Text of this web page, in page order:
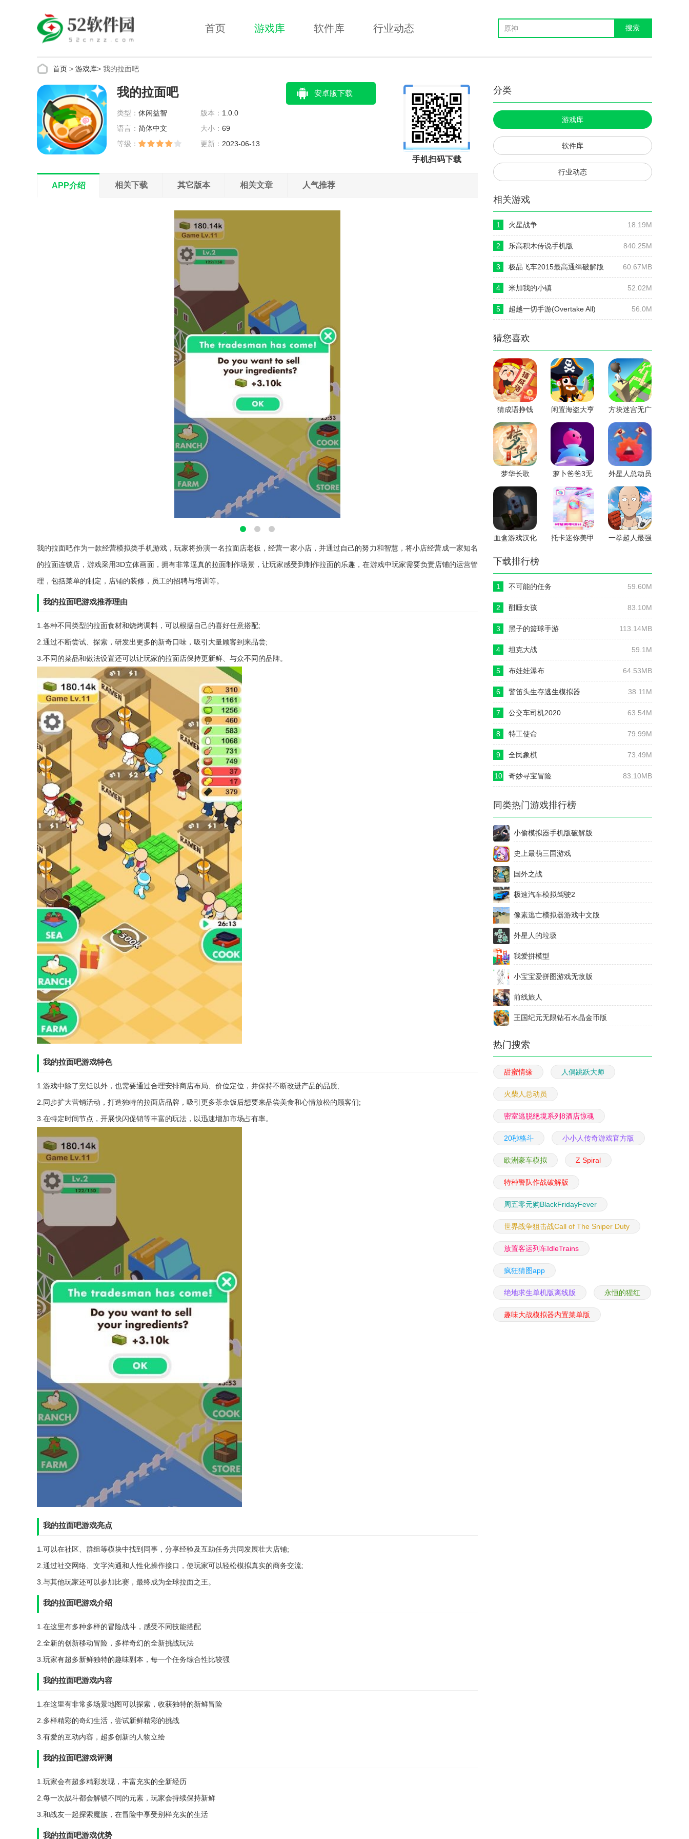
首页 游戏库 软件库 行业动态
首页 > 游戏库> 我的拉面吧
我的拉面吧
类型： 休闲益智 版本： 1.0.0
语言： 简体中文 大小： 69
等级：
更新： 2023-06-13
安卓版下载
手机扫码下载
APP介绍 相关下载 其它版本 相关文章 人气推荐
我的拉面吧作为一款经营模拟类手机游戏，玩家将扮演一名拉面店老板，经营一家小店，并通过自己的努力和智慧，将小店经营成一家知名
的拉面连锁店，游戏采用3D立体画面，拥有非常逼真的拉面制作场景，让玩家感受到制作拉面的乐趣，在游戏中玩家需要负责店铺的运营管
理，包括菜单的制定，店铺的装修，员工的招聘与培训等。
我的拉面吧游戏推荐理由
1.各种不同类型的拉面食材和烧烤调料，可以根据自己的喜好任意搭配;
2.通过不断尝试、探索，研发出更多的新奇口味，吸引大量顾客到来品尝;
3.不同的菜品和做法设置还可以让玩家的拉面店保持更新鲜、与众不同的品牌。
我的拉面吧游戏特色
1.游戏中除了烹饪以外，也需要通过合理安排商店布局、价位定位，并保持不断改进产品的品质;
2.同步扩大营销活动，打造独特的拉面店品牌，吸引更多茶余饭后想要来品尝美食和心情放松的顾客们;
3.在特定时间节点，开展快闪促销等丰富的玩法，以迅速增加市场占有率。
我的拉面吧游戏亮点
1.可以在社区、群组等模块中找到同事，分享经验及互助任务共同发展壮大店铺;
2.通过社交网络、文字沟通和人性化操作接口，使玩家可以轻松模拟真实的商务交流;
3.与其他玩家还可以参加比赛，最终成为全球拉面之王。
我的拉面吧游戏介绍
1.在这里有多种多样的冒险战斗，感受不同技能搭配
2.全新的创新移动冒险，多样奇幻的全新挑战玩法
3.玩家有超多新鲜独特的趣味副本，每一个任务综合性比较强
我的拉面吧游戏内容
1.在这里有非常多场景地图可以探索，收获独特的新鲜冒险
2.多样精彩的奇幻生活，尝试新鲜精彩的挑战
3.有爱的互动内容，超多创新的人物立绘
我的拉面吧游戏评测
1.玩家会有超多精彩发现，丰富充实的全新经历
2.每一次战斗都会解锁不同的元素，玩家会持续保持新鲜
3.和战友一起探索魔族，在冒险中享受别样充实的生活
我的拉面吧游戏优势
分类
游戏库
软件库
行业动态
相关游戏
18.19M
1 火星战争
840.25M
2 乐高积木传说手机版
60.67MB
3 极品飞车2015最高通缉破解版
52.02M
4 米加我的小镇
56.0M
5 超越一切手游(Overtake All)
猜您喜欢
猜成语挣钱 闲置海盗大亨
方块迷宫无广
梦华长歌
萝卜爸爸3无
外星人总动员
血盒游戏汉化
托卡迷你美甲
一拳超人最强
下载排行榜
59.60M
1 不可能的任务
83.10M
2 酣睡女孩
113.14MB
3 黑子的篮球手游
59.1M
4 坦克大战
64.53MB
5 布娃娃瀑布
38.11M
6 警笛头生存逃生模拟器
63.54M
7 公交车司机2020
79.99M
8 特工使命
73.49M
9 全民象棋
83.10MB
10 奇妙寻宝冒险
同类热门游戏排行榜
小偷模拟器手机版破解版
史上最萌三国游戏
国外之战
极速汽车模拟驾驶2
像素逃亡模拟器游戏中文版
外星人的垃圾
我爱拼模型
小宝宝爱拼图游戏无敌版
前线旅人
王国纪元无限钻石水晶金币版
热门搜索
甜蜜情缘 人偶跳跃大师
火柴人总动员
密室逃脱绝境系列8酒店惊魂
20秒格斗 小小人传奇游戏官方版
欧洲豪车模拟 Z Spiral
特种警队作战破解版
周五零元购BlackFridayFever
世界战争狙击战Call of The Sniper Duty
放置客运列车IdleTrains
疯狂猜图app
绝地求生单机版离线版 永恒的猩红
趣味大战模拟器内置菜单版